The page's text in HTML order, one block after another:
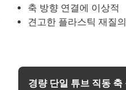
축 방향 연결에 이상적
견고한 플라스틱 재질
경량 단일 튜브 직동 축